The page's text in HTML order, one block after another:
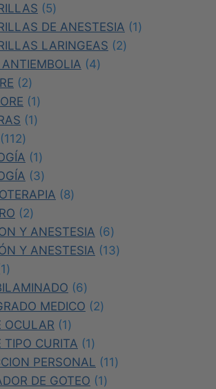
55
productos
DE ANESTESIA 11
LARINGEAS 22
44
22
productos
11
producto
11
112112
productos
11
producto
33
productos
88
22
productos
Y ANESTESIA 66
productos
Y ANESTESIA 1313
11
producto
66
productos
MEDICO 22
OCULAR 11
producto
TIPO CURITA 11
producto
PERSONAL 1111
DE GOTEO 11